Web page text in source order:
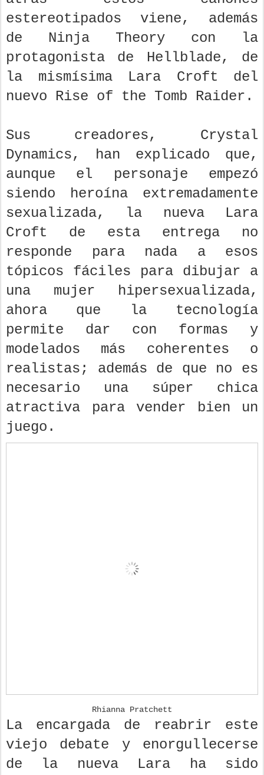
estereotipados viene, además
de Ninja Theory con la
protagonista de Hellblade, de
la mismísima Lara Croft del
nuevo Rise of the Tomb Raider.
Sus creadores, Crystal
Dynamics, han explicado que,
aunque el personaje empezó
siendo heroína extremadamente
sexualizada, la nueva Lara
Croft de esta entrega no
responde para nada a esos
tópicos fáciles para dibujar a
una mujer hipersexualizada,
ahora que la tecnología
permite dar con formas y
modelados más coherentes o
realistas; además de que no es
necesario una súper chica
atractiva para vender bien un
juego.
Rhianna Pratchett
La encargada de reabrir este
viejo debate y enorgullecerse
de la nueva Lara ha sido